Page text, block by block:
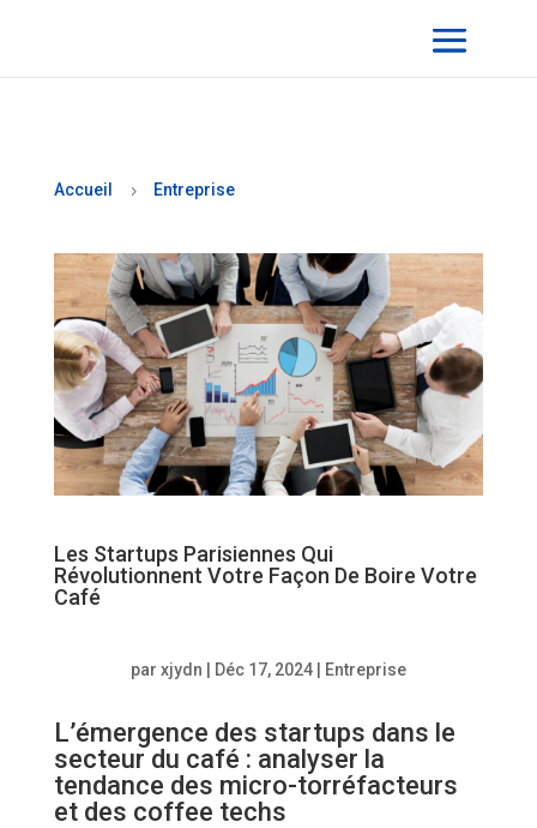
Accueil 5 Entreprise
Les Startups Parisiennes Qui
Révolutionnent Votre Façon De Boire Votre
Café
par xjydn | Déc 17, 2024| Entreprise
L’émergence des startups dans le
secteur du café : analyser la
tendance des micro-torréfacteurs
et des coffee techs